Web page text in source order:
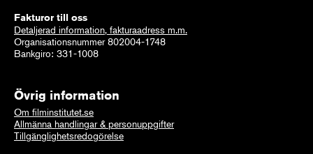
Fakturor till oss
Detaljerad information, fakturaadress m.m.
Organisationsnummer 802004-1748
Bankgiro: 331-1008
Övrig information
Om filminstitutet.se
Allmänna handlingar & personuppgifter
Tillgänglighetsredogörelse